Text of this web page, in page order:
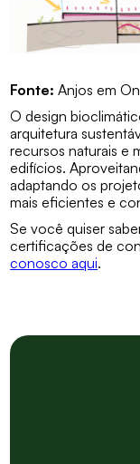
Fonte: Anjos em
O design
arquitetura
recursos naturais e
edifícios.
adaptando os
mais eficientes e
Se você quiser
certificações de
conosco aqui.